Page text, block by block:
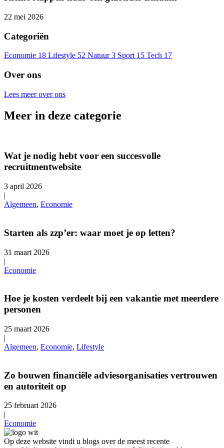
22 mei 2026
Categoriën
Economie 18 Lifestyle 52 Natuur 3 Sport 15 Tech 17
Over ons
Lees meer over ons
Meer in deze categorie
Wat je nodig hebt voor een succesvolle
recruitmentwebsite
3 april 2026
|
Algemeen, Economie
Starten als zzp’er: waar moet je op letten?
31 maart 2026
|
Economie
Hoe je kosten verdeelt bij een vakantie met meerdere
personen
25 maart 2026
|
Algemeen, Economie, Lifestyle
Zo bouwen financiële adviesorganisaties vertrouwen
en autoriteit op
25 februari 2026
Economie
Op deze website vindt u blogs over de meest recente